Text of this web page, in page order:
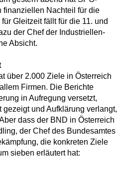
finanziellen Nachteil für die
Gleitzeit fällt für die 11. und
der Chef der Industriellen-
Absicht.
über 2.000 Ziele in Österreich
Firmen. Die Berichte
in Aufregung versetzt,
und Aufklärung verlangt,
dass der BND in Österreich
der Chef des Bundesamtes
die konkreten Ziele
sieben erläutert hat: